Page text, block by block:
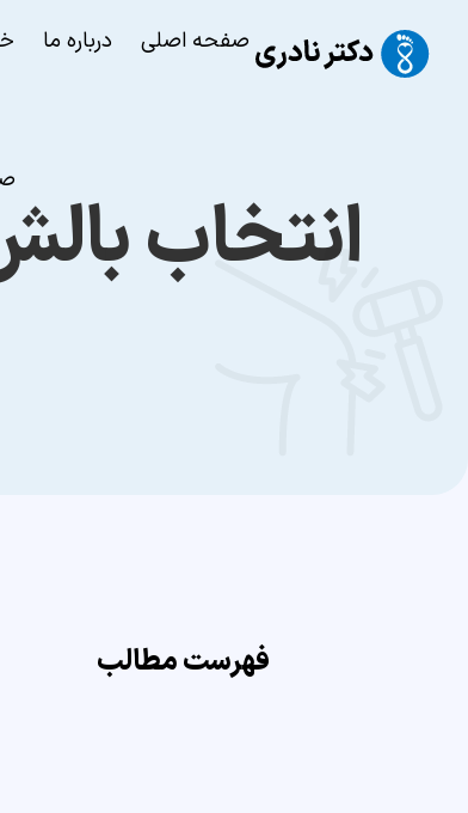
صفحه اصلی درباره ما
انتخاب
فهرست مطالب